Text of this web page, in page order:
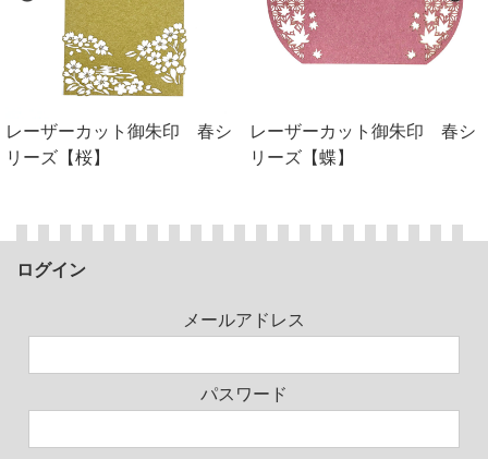
レーザーカット御朱印 春シ
リーズ【桜】
レーザーカット御朱印 春シ
リーズ【蝶】
ログイン
メールアドレス
パスワード